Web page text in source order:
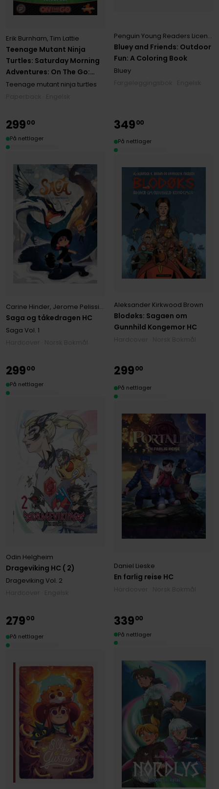
Teenage Mutant Ninja
Turtles: Saturday Morning
Adventures: On The Go:
Half-Shell Shenanigans
Erik Burnham, Tim Lattie
Teenage mutant ninja turtles
Bluey and Friends: Outdoor
Fun: A Coloring Book
Penguin Young Readers Licenses
Bluey
Saga og tåkedragen HC
Carine Hinder, Jerome Pelissier
Saga Vol. 1
29900
På nettlager
Blodøks: Sagaen om
Gunnhild Kongemor HC
Aleksander Kirkwood Brown
34900
På nettlager
Drageviking HC ( 2)
Odin Helgheim
Drageviking Vol. 2
29900
På nettlager
En farlig reise HC
Daniel Lieske
29900
På nettlager
27900
På nettlager
33900
På nettlager